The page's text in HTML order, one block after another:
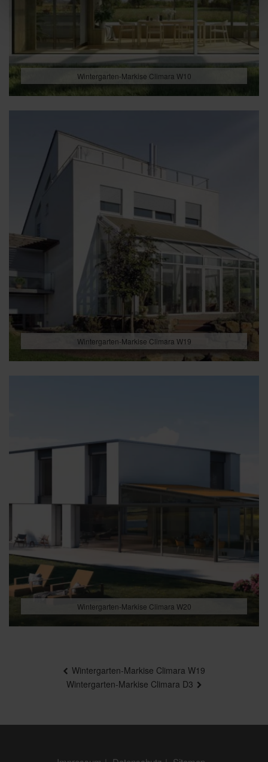
Wintergarten-Markise Climara W10
Wintergarten-Markise Climara W19
Wintergarten-Markise Climara W20
Wintergarten-Markise Climara W19
Wintergarten-Markise Climara D3